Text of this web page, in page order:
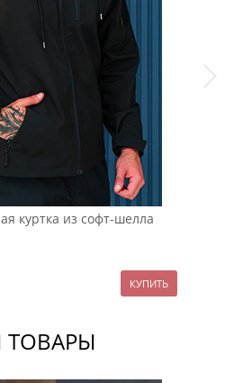
куртка из софт-шелла
ТОВАРЫ